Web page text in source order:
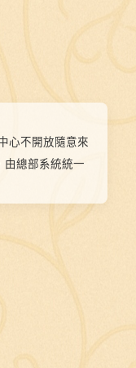
心不開放隨意來
由總部系統統一